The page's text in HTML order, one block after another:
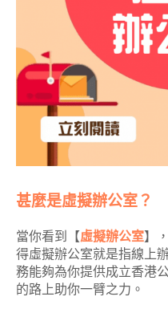
甚麼是虛擬辦公室？
當你看到【虛擬辦公室】
得虛擬辦公室就是指線上
務能夠為你提供成立香港
的路上助你一臂之力。